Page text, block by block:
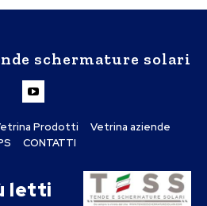
schermature solari
Prodotti
Vetrina aziende
CONTATTI
letti